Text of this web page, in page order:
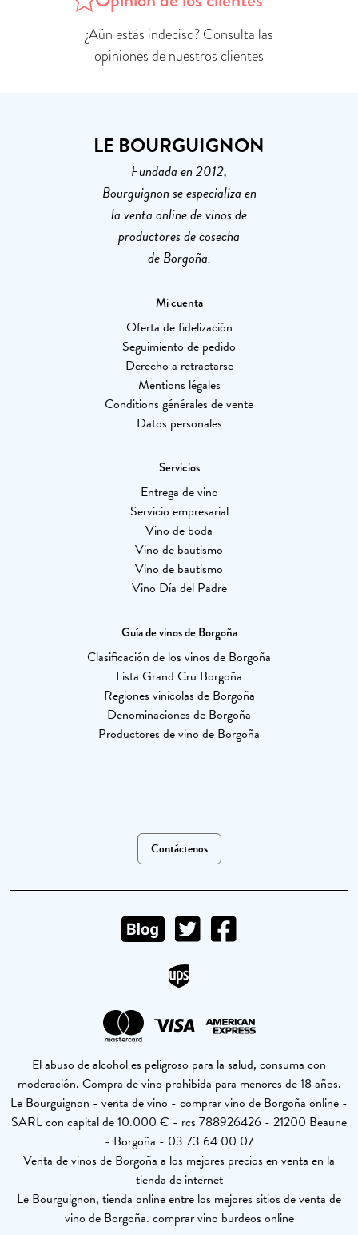
¿Aún estás indeciso? Consulta las
opiniones de nuestros clientes
LE BOURGUIGNON
Fundada en 2012,
Bourguignon se especializa en
la venta online de vinos de
productores de cosecha
de Borgoña.
Mi cuenta
Oferta de fidelización
Seguimiento de pedido
Derecho a retractarse
Mentions légales
Conditions générales de vente
Datos personales
Servicios
Entrega de vino
Servicio empresarial
Vino de boda
Vino de bautismo
Vino de bautismo
Vino Día del Padre
Guía de vinos de Borgoña
Clasificación de los vinos de Borgoña
Lista Grand Cru Borgoña
Regiones vinícolas de Borgoña
Denominaciones de Borgoña
Productores de vino de Borgoña
Contáctenos
El abuso de alcohol es peligroso para la salud, consuma con
moderación. Compra de vino prohibida para menores de 18 años.
Le Bourguignon - venta de vino - comprar vino de Borgoña online -
SARL con capital de 10.000 € - rcs 788926426 - 21200 Beaune
- Borgoña - 03 73 64 00 07
Venta de vinos de Borgoña a los mejores precios en venta en la
tienda de internet
Le Bourguignon, tienda online entre los mejores sitios de venta de
vino de Borgoña. comprar vino burdeos online